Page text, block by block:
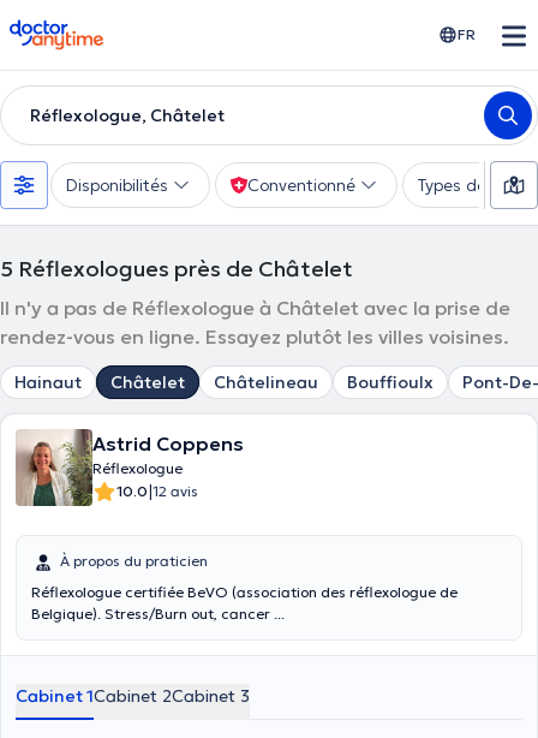
doctoranytime FR
Réflexologue, Châtelet
Disponibilités Conventionné Types de
5 Réflexologues près de Châtelet
Il n'y a pas de Réflexologue à Châtelet avec la prise de
rendez-vous en ligne. Essayez plutôt les villes voisines.
Hainaut Châtelet Châtelineau Bouffioulx Pont-
Astrid Coppens
Réflexologue
10.0|12 avis
À propos du praticien
Réflexologue certifiée BeVO (association des réflexologue de
Belgique). Stress/Burn out, cancer ...
Cabinet 1Cabinet 2Cabinet 3